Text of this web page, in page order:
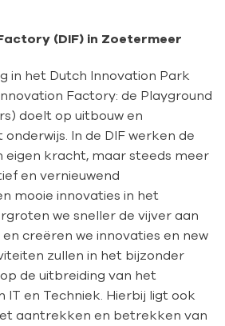
(DIF) in Zoetermeer
in het Dutch Innovation Park
Factory: de Playground
doelt op uitbouw en
In de DIF werken de
eigen kracht, maar steeds meer
en vernieuwend
mooie innovaties in het
we sneller de vijver aan
creëren we innovaties en new
zullen in het bijzonder
de uitbreiding van het
IT en Techniek. Hierbij ligt ook
aantrekken en betrekken van